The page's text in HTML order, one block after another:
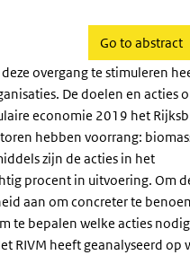
Go to abstract
overgang te stimuleren
De doelen en acties
economie 2019 het
hebben voorrang:
zijn de acties in het
procent in uitvoering. Om
aan om concreter te
te bepalen welke acties
RIVM heeft geanalyseerd op